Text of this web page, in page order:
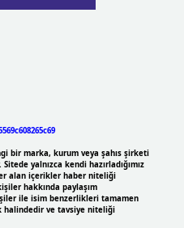
bir marka, kurum veya şahıs şirketi
yalnızca kendi hazırladığımız
alan içerikler haber niteliği
hakkında paylaşım
ile isim benzerlikleri tamamen
ve tavsiye niteliği